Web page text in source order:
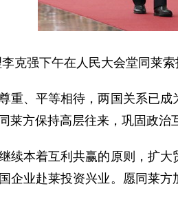
强下午在人民大会堂同莱索
、平等相待，两国关系已成
莱方保持高层往来，巩固政治
本着互利共赢的原则，扩大
企业赴莱投资兴业。愿同莱